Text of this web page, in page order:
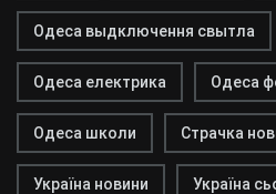
Одеса выдключення свытла
Одеса електрика Одеса
Одеса школи Страчка
Україна новини Україна